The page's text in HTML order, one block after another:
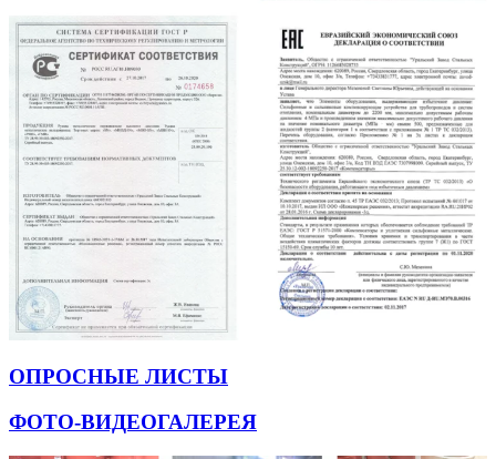
ОПРОСНЫЕ ЛИСТЫ
ФОТО-ВИДЕОГАЛЕРЕЯ